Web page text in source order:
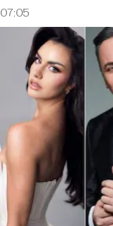
07:05